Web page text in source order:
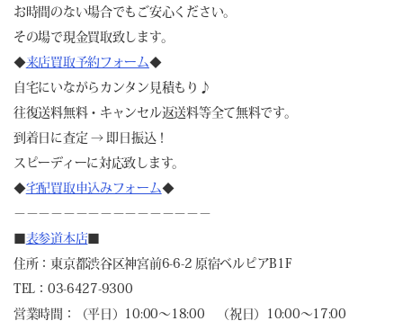
お時間のない場合でもご安心ください。
その場で現金買取致します。
◆来店買取予約フォーム◆
自宅にいながらカンタン見積もり♪
往復送料無料・キャンセル返送料等全て無料です。
到着日に査定 → 即日振込！
スピーディーに対応致します。
◆宅配買取申込みフォーム◆
－－－－－－－－－－－－－－－－
表参道本店
住所：東京都渋谷区神宮前6-6-2 原宿ベルピアB1F
TEL：03-6427-9300
営業時間：（平日）10:00～18:00 （祝日）10:00～17:00